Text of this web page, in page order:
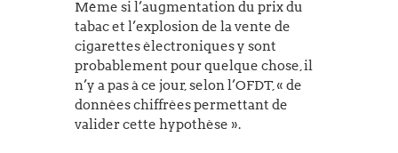
Même si l’augmentation du prix du
tabac et l’explosion de la vente de
cigarettes électroniques y sont
probablement pour quelque chose, il
n’y a pas à ce jour, selon l’OFDT, « de
données chiffrées permettant de
valider cette hypothèse ».